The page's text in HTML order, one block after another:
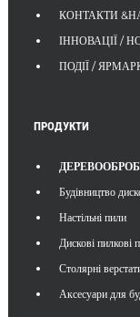
КОНТАКТИ
ІННОВАЦІЇ /
ПОДІЇ /
ПРОДУКТИ
Будівництво
Настільні пили
Дискові пилкові
Столярні
Аксесуари для